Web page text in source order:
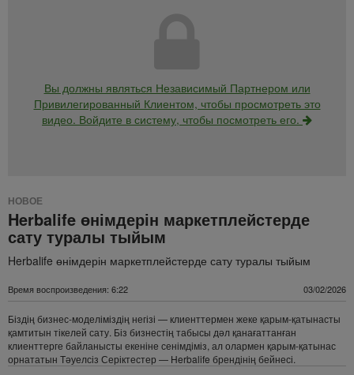
Вы должны являться Независимый Партнером или
Привилегированный Клиентом, чтобы просмотреть это
видео. Войдите в систему, чтобы посмотреть его.
НОВОЕ
Herbalife өнімдерін маркетплейстерде
сату туралы тыйым
Herbalife өнімдерін маркетплейстерде сату туралы тыйым
Время воспроизведения: 6:22 03/02/2026
Біздің бизнес-моделіміздің негізі — клиенттермен жеке қарым-қатынасты
қамтитын тікелей сату. Біз бизнестің табысы дәл қанағаттанған
клиенттерге байланысты екеніне сенімдіміз, ал олармен қарым-қатынас
орнататын Тәуелсіз Серіктестер — Herbalife брендінің бейнесі.